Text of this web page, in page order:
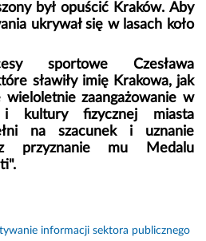
był opuścić Kraków. Aby
ukrywał się w lasach koło
sportowe Czesława
sławiły imię Krakowa, jak
wieloletnie zaangażowanie w
kultury fizycznej miasta
na szacunek i uznanie
przyznanie mu Medalu
informacji sektora publicznego